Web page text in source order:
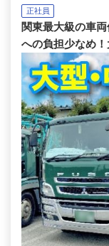
正社員
関東最大級の車
への負担少なめ！